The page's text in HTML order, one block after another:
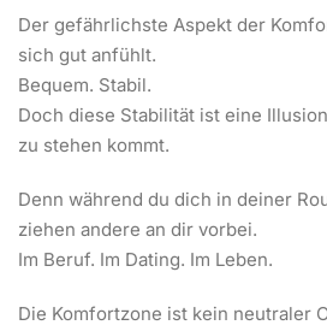
Der gefährlichste Aspekt der
sich gut anfühlt.
Bequem. Stabil.
Doch diese Stabilität ist eine
zu stehen kommt.
Denn während du dich in deiner
ziehen andere an dir vorbei.
Im Beruf. Im Dating. Im Leben.
Die Komfortzone ist kein neutraler